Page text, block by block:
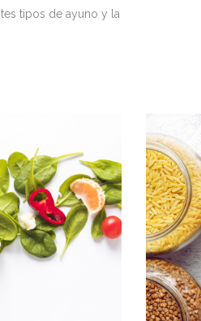
tipos de ayuno y la